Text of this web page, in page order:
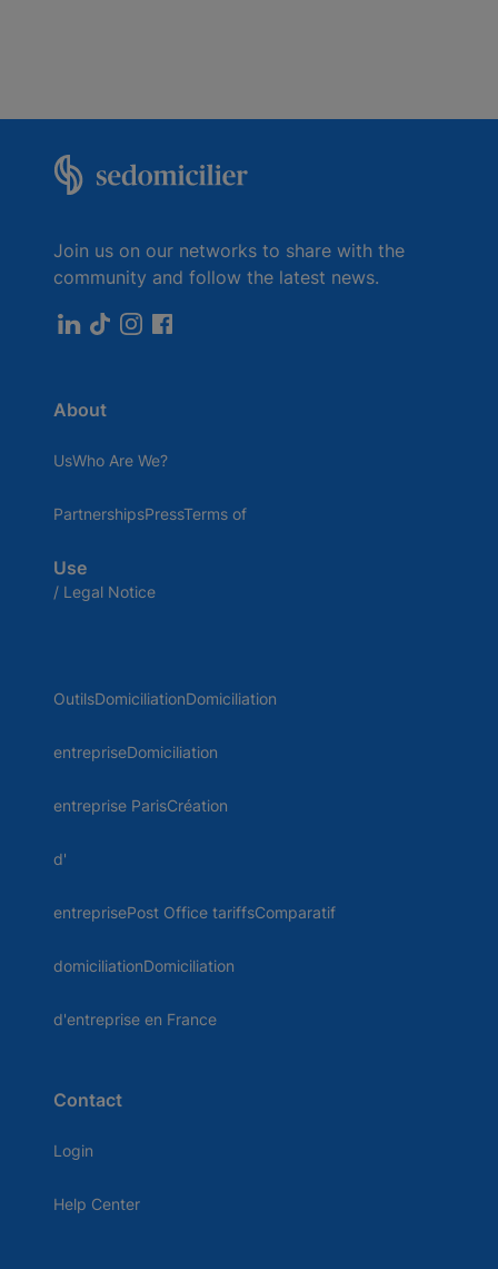
Join us on our networks to share with the
community and follow the latest news.
About
UsWho Are We?
PartnershipsPressTerms of
Use
/ Legal Notice
OutilsDomiciliationDomiciliation
entrepriseDomiciliation
entreprise ParisCréation
d'
entreprisePost Office tariffsComparatif
domiciliationDomiciliation
d'entreprise en France
Contact
Login
Help Center